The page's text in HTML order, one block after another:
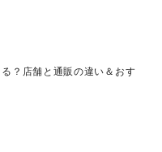
？店舗と通販の違い＆おす